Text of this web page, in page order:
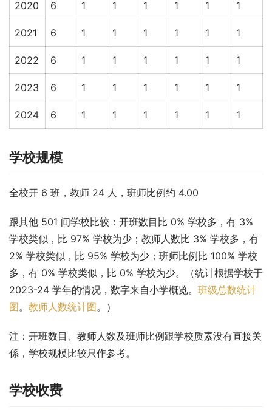
2020 6 1 1 1 1 1 1
2021 6 1 1 1 1 1 1
2022 6 1 1 1 1 1 1
2023 6 1 1 1 1 1 1
2024 6 1 1 1 1 1 1
学校规模
全校开 6 班，教师 24 人，班师比例约 4.00
跟其他 501 间学校比较：开班数目比 0% 学校多，有 3%
学校类似，比 97% 学校为少；教师人数比 3% 学校多，有
2% 学校类似，比 95% 学校为少；班师比例比 100% 学校
多，有 0% 学校类似，比 0% 学校为少。（统计根据学校于
2023-24 学年的情况，数字来自小学概览。 班级总数统计
图。 教师人数统计图。）
注：开班数目、教师人数及班师比例跟学校质素没有直接关
係，学校规模比较只作参考。
学校收费